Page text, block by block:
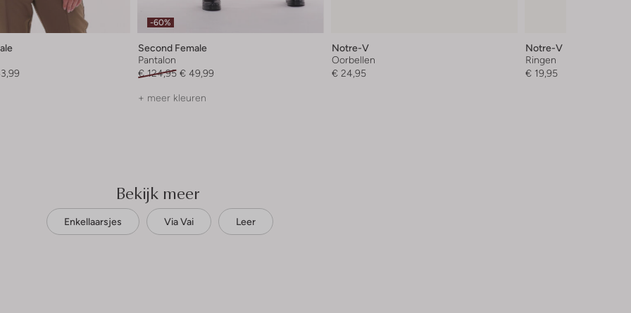
-60%
Second Female
Pantalon
€ 124,95 € 49,99
+ meer kleuren
Notre-V
Oorbellen
€ 24,95
Notre-V
Ringen
€ 19,95
Bekijk meer
Enkellaarsjes Via Vai Leer